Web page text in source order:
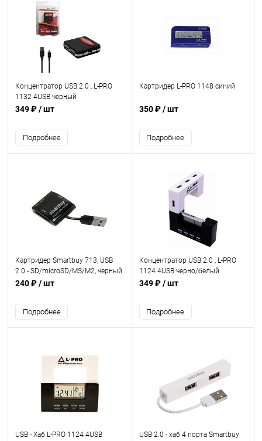
Концентратор USB 2.0 , L-PRO
1132 4USB черный
349 ₽/ шт
Подробнее
Картридер L-PRO 1148 синий
350 ₽/ шт
Подробнее
Картридер Smartbuy 713, USB
2.0 - SD/microSD/MS/M2, черный
(SBR-713-K)
240 ₽/ шт
Подробнее
Концентратор USB 2.0 , L-PRO
1124 4USB черно/белый
349 ₽/ шт
Подробнее
USB - Xaб L-PRO 1124 4USB USB 2.0 - хаб 4 порта Smartbuy